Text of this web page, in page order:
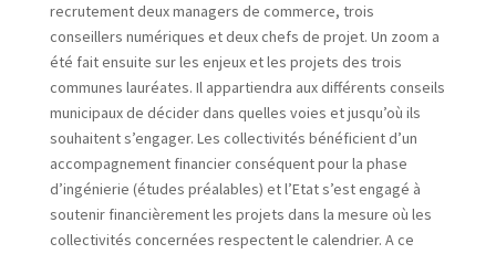
recrutement deux managers de commerce, trois
conseillers numériques et deux chefs de projet. Un zoom a
été fait ensuite sur les enjeux et les projets des trois
communes lauréates. Il appartiendra aux différents conseils
municipaux de décider dans quelles voies et jusqu’où ils
souhaitent s’engager. Les collectivités bénéficient d’un
accompagnement financier conséquent pour la phase
d’ingénierie (études préalables) et l’Etat s’est engagé à
soutenir financièrement les projets dans la mesure où les
collectivités concernées respectent le calendrier. A ce